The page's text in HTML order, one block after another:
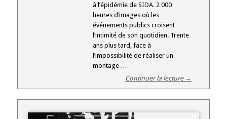
à l’épidémie de SIDA. 2 000
heures d’images où les
événements publics croisent
l’intimité de son quotidien. Trente
ans plus tard, face à
l’impossibilité de réaliser un
montage …
Continuer la lecture →